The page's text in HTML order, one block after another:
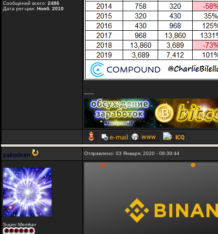
Сообщений всего: 2486
Дата рег-ции: Нояб. 2010
-----
yakodsen Отправлено: 03 Января, 2020 - 08:39:44
Super Member